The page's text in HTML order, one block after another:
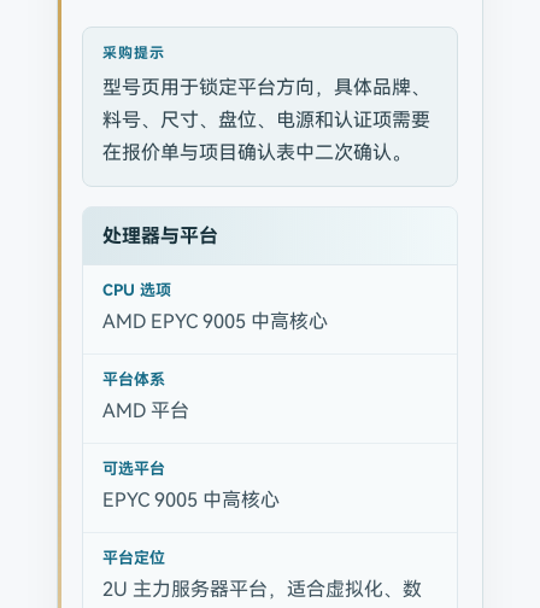
采购提示
型号页用于锁定平台方向，具体品牌、
料号、尺寸、盘位、电源和认证项需要
在报价单与项目确认表中二次确认。
处理器与平台
CPU 选项
AMD EPYC 9005 中高核心
平台体系
AMD 平台
可选平台
EPYC 9005 中高核心
平台定位
2U 主力服务器平台，适合虚拟化、数